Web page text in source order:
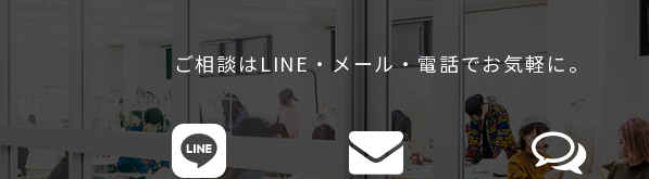
ご相談はLINE・メール・電話でお気軽に。